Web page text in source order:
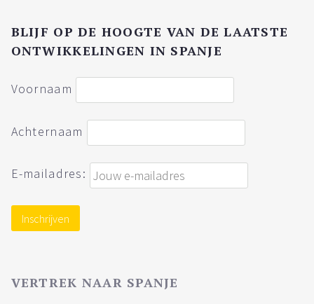
BLIJF OP DE HOOGTE VAN DE LAATSTE
ONTWIKKELINGEN IN SPANJE
Voornaam
Achternaam
E-mailadres:
VERTREK NAAR SPANJE